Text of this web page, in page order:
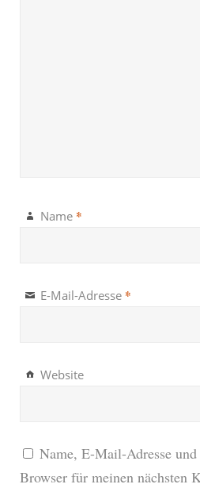
Name *
E-Mail-Adresse *
Website
Name, E-Mail-Adresse
Browser für meinen nächsten